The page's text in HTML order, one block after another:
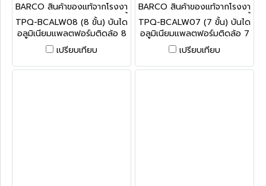
BARCO สินค้าของแท้จากโรงงา
นผู้ผลิต TPQ-BCALW08 (8 ขั้
น)
TPQ-BCALW08 (8 ขั้น) บันได
อลูมิเนียมแพลตฟอร์มติดล้อ 8
ขั้น รับน้ำหนัก 150 กก. BARCO
เปรียบเทียบ
BARCO สินค้าของแท้จากโรงงา
นผู้ผลิต TPQ-BCALW07 (7 ขั้
น)
TPQ-BCALW07 (7 ขั้น) บันได
อลูมิเนียมแพลตฟอร์มติดล้อ 7
ขั้น รับน้ำหนัก 150 กก. BARCO
เปรียบเทียบ